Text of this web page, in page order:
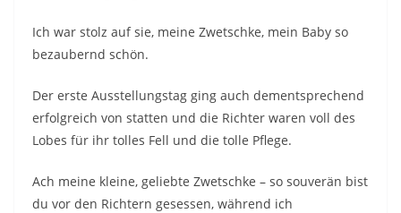
Ich war stolz auf sie, meine Zwetschke, mein Baby so
bezaubernd schön.
Der erste Ausstellungstag ging auch dementsprechend
erfolgreich von statten und die Richter waren voll des
Lobes für ihr tolles Fell und die tolle Pflege.
Ach meine kleine, geliebte Zwetschke – so souverän bist
du vor den Richtern gesessen, während ich